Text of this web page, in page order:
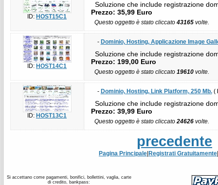
ID: HOST15C1
Soluzione che include registrazione
Prezzo: 35,99 Euro
Questo oggetto è stato cliccato 43165volte.
ID: HOST14C1
- Dominio, Hosting, Applicazione Image
Soluzione che include registrazione
Prezzo: 199,00 Euro
Questo oggetto è stato cliccato 19610volte.
ID: HOST13C1
- Dominio, Hosting, Link Platform, 250 Mb.(
Soluzione che include registrazione
Prezzo: 39,99 Euro
Questo oggetto è stato cliccato24626volte.
precedente
Pagina Principale Registrati Gratuitamente
Si accettano come pagamenti, bonifici, bollettini, vaglia, carte
di credito, bankpass: